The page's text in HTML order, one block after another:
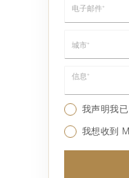
信息*
我声明我
我想收到